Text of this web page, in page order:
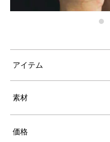
アイテム
素材
価格